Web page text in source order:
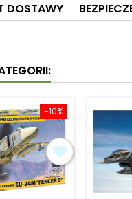
DOSTAWY
-10%